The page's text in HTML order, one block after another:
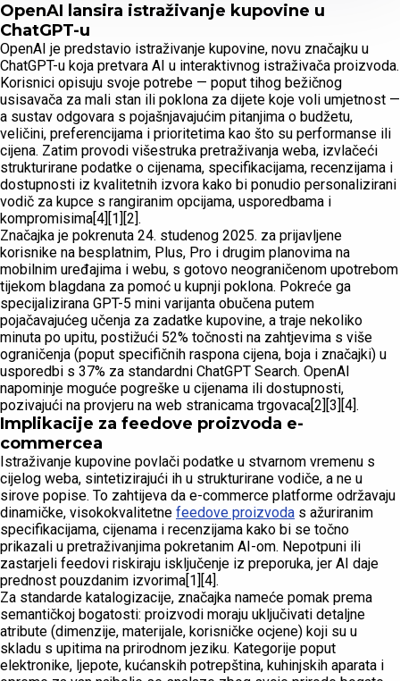
OpenAI lansira istraživanje kupovine u
ChatGPT-u
OpenAI je predstavio istraživanje kupovine, novu značajku u
ChatGPT-u koja pretvara AI u interaktivnog istraživača proizvoda.
Korisnici opisuju svoje potrebe — poput tihog bežičnog
usisavača za mali stan ili poklona za dijete koje voli umjetnost —
a sustav odgovara s pojašnjavajućim pitanjima o budžetu,
veličini, preferencijama i prioritetima kao što su performanse ili
cijena. Zatim provodi višestruka pretraživanja weba, izvlačeći
strukturirane podatke o cijenama, specifikacijama, recenzijama i
dostupnosti iz kvalitetnih izvora kako bi ponudio personalizirani
vodič za kupce s rangiranim opcijama, usporedbama i
kompromisima[4][1][2].
Značajka je pokrenuta 24. studenog 2025. za prijavljene
korisnike na besplatnim, Plus, Pro i drugim planovima na
mobilnim uređajima i webu, s gotovo neograničenom upotrebom
tijekom blagdana za pomoć u kupnji poklona. Pokreće ga
specijalizirana GPT-5 mini varijanta obučena putem
pojačavajućeg učenja za zadatke kupovine, a traje nekoliko
minuta po upitu, postižući 52% točnosti na zahtjevima s više
ograničenja (poput specifičnih raspona cijena, boja i značajki) u
usporedbi s 37% za standardni ChatGPT Search. OpenAI
napominje moguće pogreške u cijenama ili dostupnosti,
pozivajući na provjeru na web stranicama trgovaca[2][3][4].
Implikacije za feedove proizvoda e-
commercea
Istraživanje kupovine povlači podatke u stvarnom vremenu s
cijelog weba, sintetizirajući ih u strukturirane vodiče, a ne u
sirove popise. To zahtijeva da e-commerce platforme održavaju
dinamičke, visokokvalitetne feedove proizvoda s ažuriranim
specifikacijama, cijenama i recenzijama kako bi se točno
prikazali u pretraživanjima pokretanim AI-om. Nepotpuni ili
zastarjeli feedovi riskiraju isključenje iz preporuka, jer AI daje
prednost pouzdanim izvorima[1][4].
Za standarde katalogizacije, značajka nameće pomak prema
semantičkoj bogatosti: proizvodi moraju uključivati detaljne
atribute (dimenzije, materijale, korisničke ocjene) koji su u
skladu s upitima na prirodnom jeziku. Kategorije poput
elektronike, ljepote, kućanskih potrepština, kuhinjskih aparata i